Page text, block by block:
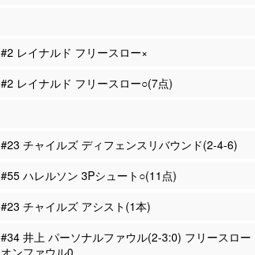
#2 レイナルド フリースロー×
#2 レイナルド フリースロー○(7点)
#23 チャイルズ ディフェンスリバウンド(2-4-6)
#55 ハレルソン 3Pシュート○(11点)
#23 チャイルズ アシスト(1本)
#34 井上 パーソナルファウル(2-3:0) フリースロー
オンファウル0